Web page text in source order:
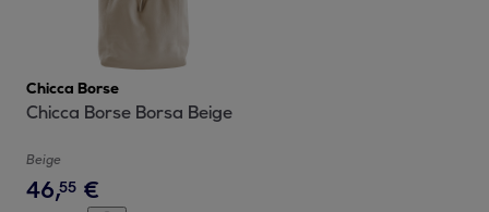
Chicca Borse
Chicca Borse Borsa Beige
Beige
46,55 €